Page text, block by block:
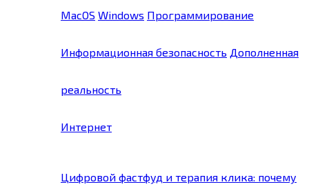
MacOS Windows Программирование
Информационная безопасность Дополненная
реальность
Интернет
Цифровой фастфуд и терапия клика: почему